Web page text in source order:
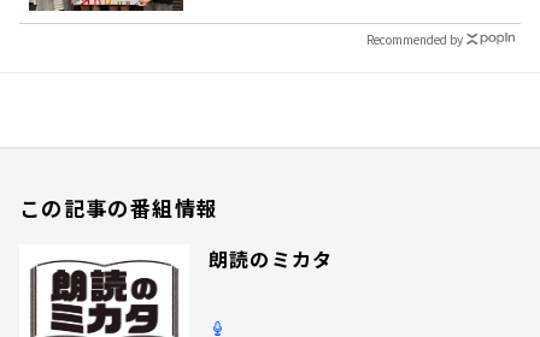
Recommended by
この記事の番組情報
朗読のミカタ